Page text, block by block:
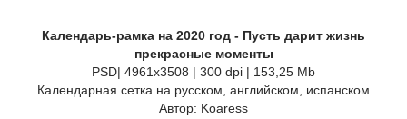
Календарь-рамка на 2020 год - Пусть дарит жизнь
прекрасные моменты
PSD| 4961x3508 | 300 dpi | 153,25 Mb
Календарная сетка на русском, английском, испанском
Автор: Koaress